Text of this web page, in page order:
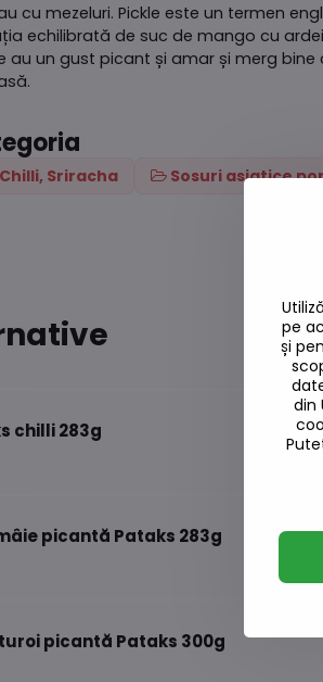
cu mezeluri. Pickle este un termen
echilibrată de suc de mango cu
un gust picant și amar și merg
Chilli, Sriracha Sosuri asiatice
chilli 283g
picantă Pataks 283g
picantă Pataks 300g
pe
și
din